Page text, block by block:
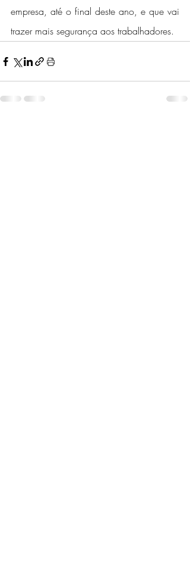
empresa, até o final deste ano, e que vai
trazer mais segurança aos trabalhadores.